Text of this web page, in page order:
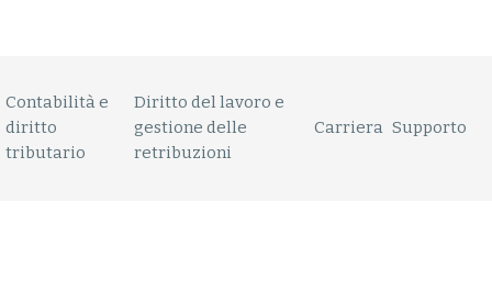
Contabilità e
diritto
tributario
Diritto del lavoro e
gestione delle
retribuzioni
Carriera Supporto